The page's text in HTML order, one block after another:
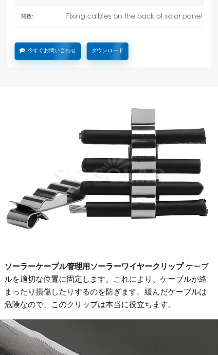
関数: Fixing calbles on the back of solar panel
今すぐお問い合わせ ダウンロード
ソーラーケーブル管理用ソーラーワイヤークリップケーブ
ルを適切な位置に固定します。これにより、ケーブルが絡
まったり損傷したりするのを防ぎます。緩んだケーブルは
危険なので、このクリップは本当に役立ちます。